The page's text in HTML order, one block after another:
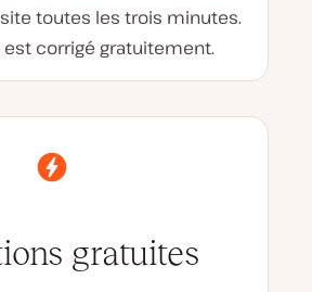
toutes les trois minutes.
est corrigé gratuitement.
gratuites